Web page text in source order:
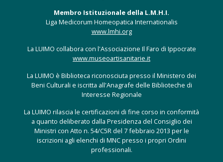
Membro Istituzionale della L.M.H.I.
Liga Medicorum Homeopatica Internationalis
www.lmhi.org
La LUIMO collabora con l'Associazione Il Faro di Ippocrate
www.museoartisanitarie.it
La LUIMO è Biblioteca riconosciuta presso il Ministero dei
Beni Culturali e iscritta all'Anagrafe delle Biblioteche di
Interesse Regionale
La LUIMO rilascia le certificazioni di fine corso in conformità
a quanto deliberato dalla Presidenza del Consiglio dei
Ministri con Atto n. 54/C5R del 7 febbraio 2013 per le
iscrizioni agli elenchi di MNC presso i propri Ordini
professionali.